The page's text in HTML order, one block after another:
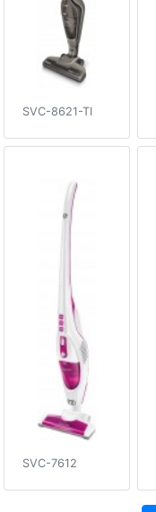
SVC-8621-TI
SVC-7612